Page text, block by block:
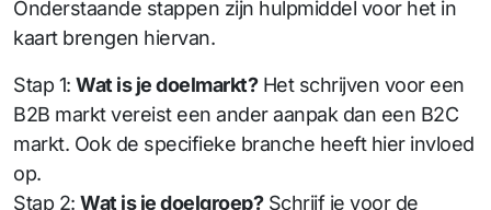
Onderstaande stappen zijn hulpmiddel voor het in
kaart brengen hiervan.
Stap 1: Wat is je doelmarkt?Het schrijven voor een
B2B markt vereist een ander aanpak dan een B2C
markt. Ook de specifieke branche heeft hier invloed
op.
Stap 2: Wat is je doelgroep?Schrijf je voor de